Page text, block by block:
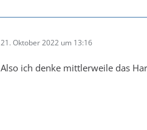
21. Oktober 2022 um 13:16
Also ich denke mittlerweile das